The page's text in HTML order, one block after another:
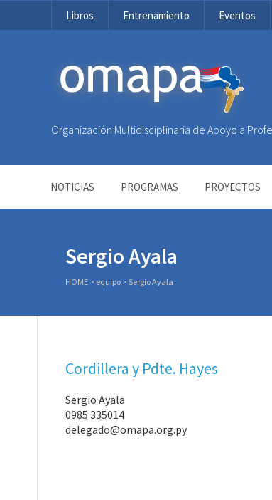
Libros Entrenamiento Eventos
OMAPA
Organización Multidisciplinaria de Apoyo a
NOTICIAS PROGRAMAS PROYECTOS
Sergio Ayala
HOME > equipo > Sergio Ayala
Cordillera y Pdte. Hayes
Sergio Ayala
0985 335014
delegado@omapa.org.py